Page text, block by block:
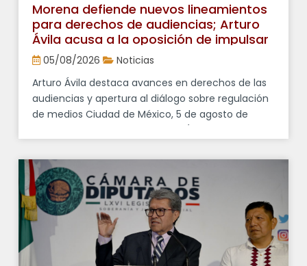
Morena defiende nuevos lineamientos
para derechos de audiencias; Arturo
Ávila acusa a la oposición de impulsar
“falsos debates”
05/08/2026
Noticias
Arturo Ávila destaca avances en derechos de las
audiencias y apertura al diálogo sobre regulación
de medios Ciudad de México, 5 de agosto de
afirmó que los cuestionamientos de la oposición
a los nuevos lineamientos en materia de
derechos de las audiencias forman parte […]